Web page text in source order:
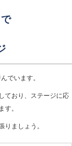
でいます。
ており、ステージに応
す。
りましょう。